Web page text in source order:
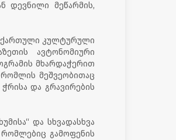
დევნილი მეწარმის,
ქართული კულტურული
ავტონომიური
მხარდაჭერით
მეშვეობითაც
და გრავირების
და სხვადასხვა
გამოფენის